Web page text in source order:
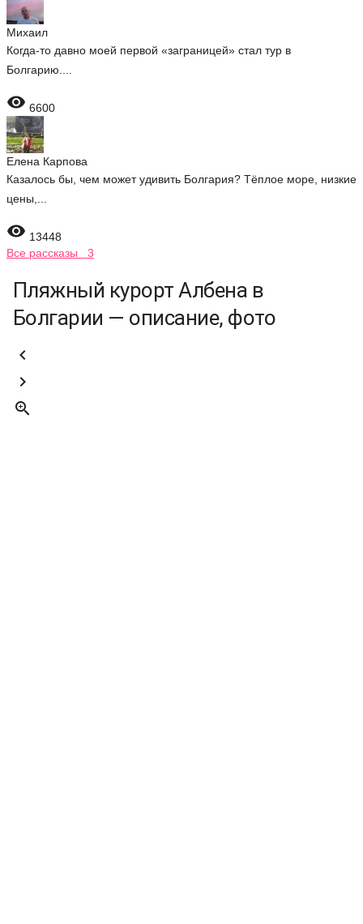
Михаил
Когда-то давно моей первой «заграницей» стал тур в
Болгарию....
 6600
Елена Карпова
Казалось бы, чем может удивить Болгария? Тёплое море, низкие
цены,...
 13448
Все рассказы 3
Пляжный курорт Албена в
Болгарии — описание, фото


